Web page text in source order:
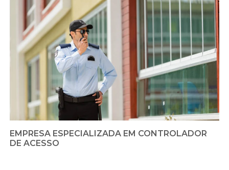
EMPRESA ESPECIALIZADA EM CONTROLADOR
DE ACESSO